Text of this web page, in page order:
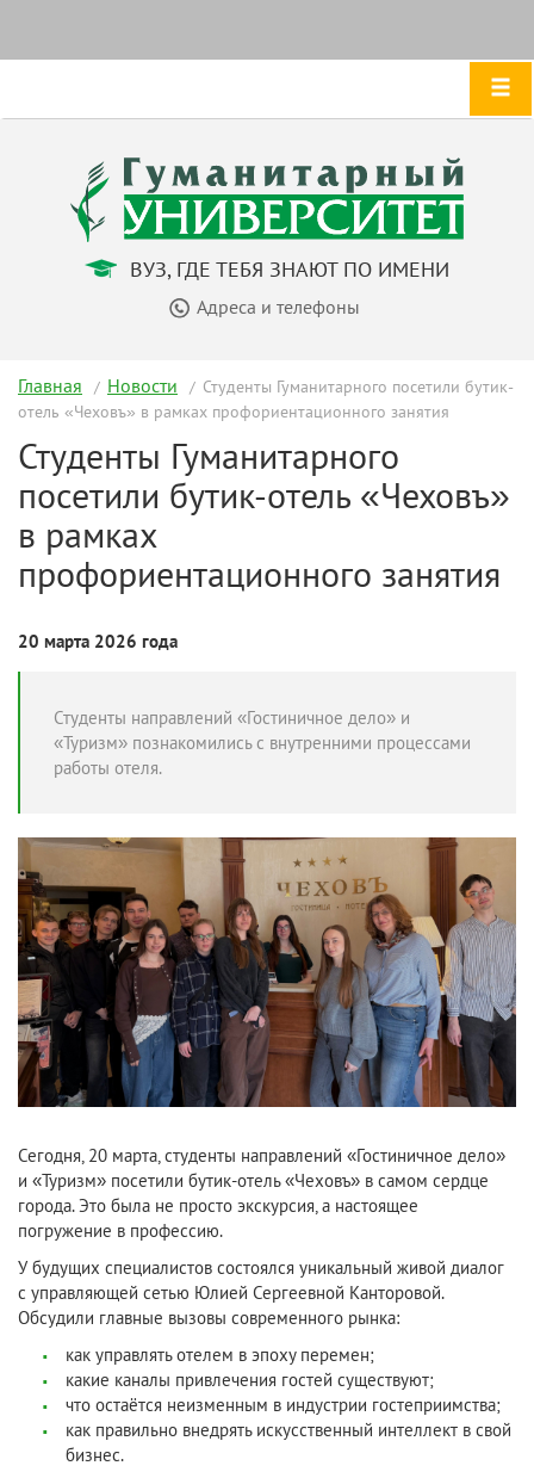
ВУЗ, ГДЕ ТЕБЯ ЗНАЮТ ПО ИМЕНИ
Адреса и телефоны
Главная Новости
Студенты Гуманитарного посетили бутик-
отель «Чеховъ» в рамках профориентационного занятия
Студенты Гуманитарного
посетили бутик-отель «Чеховъ»
в рамках
профориентационного занятия
20 марта 2026 года
Студенты направлений «Гостиничное дело» и
«Туризм» познакомились с внутренними процессами
работы отеля.
Сегодня, 20 марта, студенты направлений «Гостиничное дело»
и «Туризм» посетили бутик-отель «Чеховъ» в самом сердце
города. Это была не просто экскурсия, а настоящее
погружение в профессию.
У будущих специалистов состоялся уникальный живой диалог
с управляющей сетью Юлией Сергеевной Канторовой.
Обсудили главные вызовы современного рынка:
как управлять отелем в эпоху перемен;
какие каналы привлечения гостей существуют;
что остаётся неизменным в индустрии гостеприимства;
как правильно внедрять искусственный интеллект в свой
бизнес.